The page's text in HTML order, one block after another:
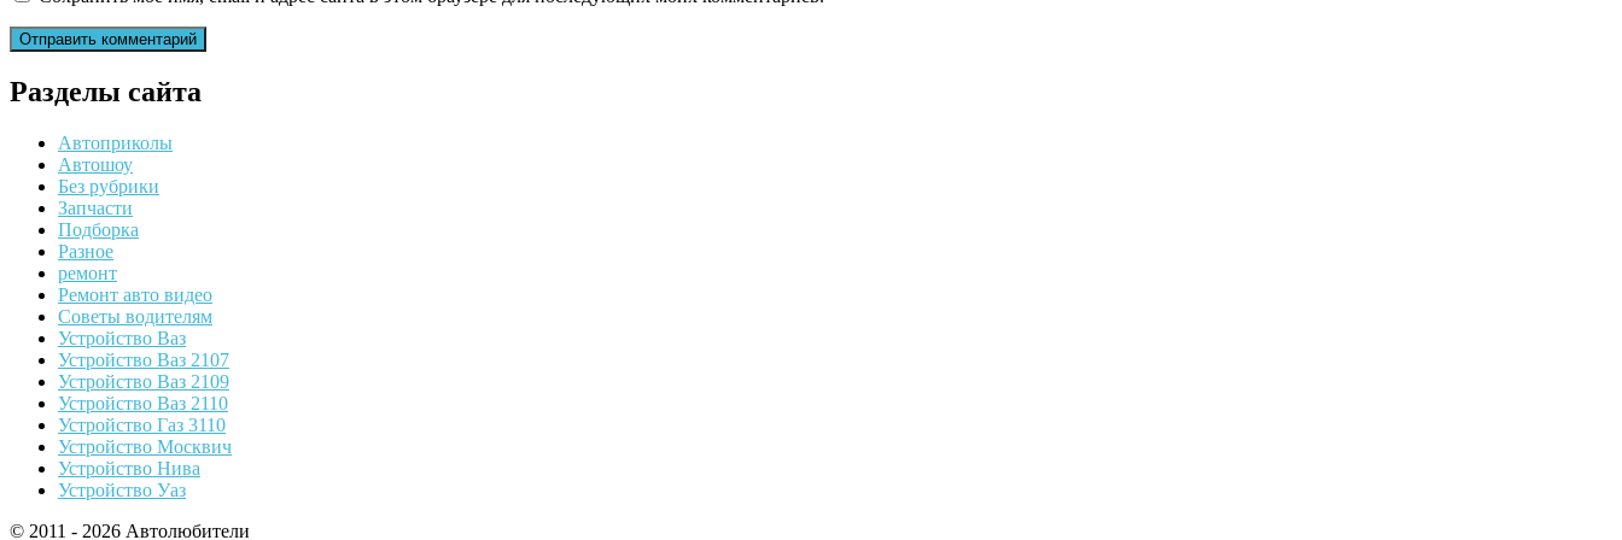
Разделы сайта
Автоприколы
Автошоу
Без рубрики
Запчасти
Подборка
Разное
ремонт
Ремонт авто видео
Советы водителям
Устройство Ваз
Устройство Ваз 2107
Устройство Ваз 2109
Устройство Ваз 2110
Устройство Газ 3110
Устройство Москвич
Устройство Нива
Устройство Уаз
© 2011 - 2026 Автолюбители